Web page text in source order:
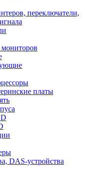
переключатели,
платы
DAS-устройства